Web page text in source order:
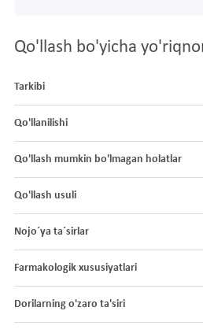
Qo'llash bo'yicha
Tarkibi
Qo'llanilishi
Qo'llash mumkin bo'lmagan holatlar
Qo'llash usuli
Nojo´ya ta´sirlar
Farmakologik xususiyatlari
Dorilarning o'zaro ta'siri